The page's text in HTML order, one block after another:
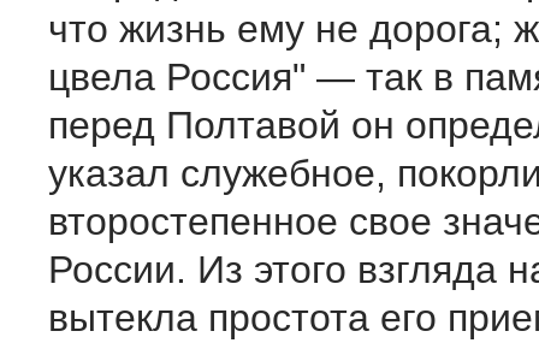
что жизнь ему не дорога;
цвела Россия" — так в
перед Полтавой он
указал служебное,
второстепенное свое
России. Из этого взгляда
вытекла простота его